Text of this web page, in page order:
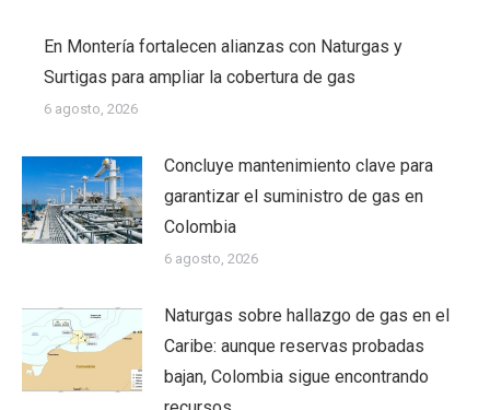
En Montería fortalecen alianzas con Naturgas y
Surtigas para ampliar la cobertura de gas
6 agosto, 2026
Concluye mantenimiento clave para
garantizar el suministro de gas en
Colombia
6 agosto, 2026
Naturgas sobre hallazgo de gas en el
Caribe: aunque reservas probadas
bajan, Colombia sigue encontrando